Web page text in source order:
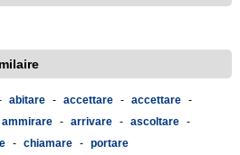
abitare - accettare - accettare -
ammirare - arrivare - ascoltare -
- chiamare - portare